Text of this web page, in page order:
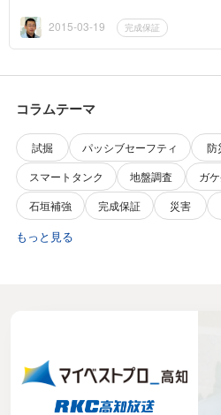
事がストッ...2015-03-19 完成保証
コラムテーマ
試掘 パッシブセーフティ 防
スマートタンク
地盤調査 ガ
石垣補強
完成保証 災害
もっと見る